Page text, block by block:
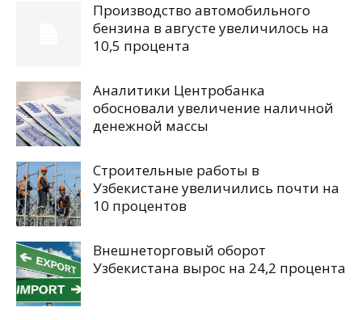
Производство автомобильного
бензина в августе увеличилось на
10,5 процента
Аналитики Центробанка
обосновали увеличение наличной
денежной массы
Строительные работы в
Узбекистане увеличились почти на
10 процентов
Внешнеторговый оборот
Узбекистана вырос на 24,2 процента